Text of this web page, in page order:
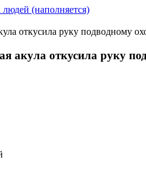
(наполняется)
откусила руку подводному
акула откусила руку